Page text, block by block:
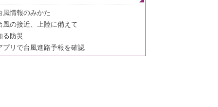
風情報のみかた
風の接近、上陸に備えて
る防災
プリで台風進路予報を確認